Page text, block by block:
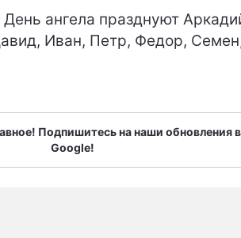
ангела празднуют
Иван, Петр, Федор,
Подпишитесь на наши обновления в
Google!